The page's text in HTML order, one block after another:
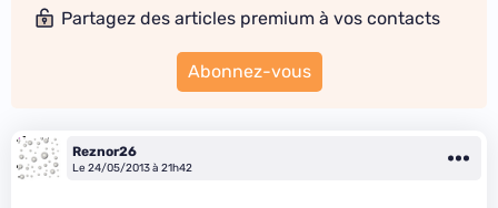
Partagez des articles premium à vos contacts
Abonnez-vous
Reznor26
Le 24/05/2013 à 21h42